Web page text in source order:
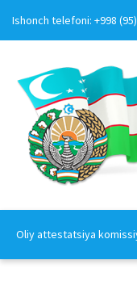
Ishonch telefoni: +998
Oliy attestatsiya